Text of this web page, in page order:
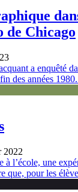
de Chicago
a enquêté
des années
2022
à l’école, une
que, pour les